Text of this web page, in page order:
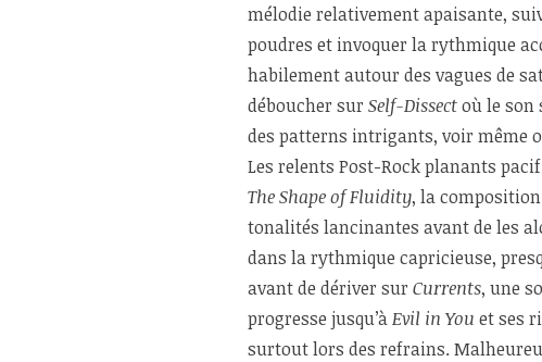
mélodie relativement apaisante,
poudres et invoquer la rythmique
habilement autour des vagues de
déboucher sur Self-Dissectoù le son
des patterns intrigants, voir même
Les relents Post-Rock planants
The Shape of Fluidity, la
tonalités lancinantes avant de les
dans la rythmique capricieuse,
avant de dériver sur Currents, une
progresse jusqu’àEvil in You et ses
surtout lors des refrains.